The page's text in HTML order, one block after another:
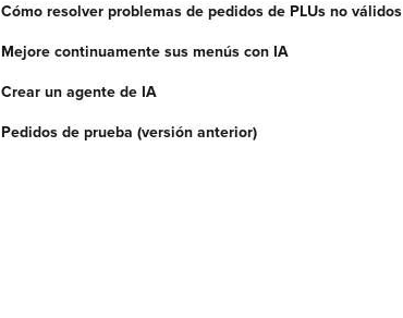
Cómo resolver problemas de pedidos de PLUs no válidos
Mejore continuamente sus menús con IA
Crear un agente de IA
Pedidos de prueba (versión anterior)